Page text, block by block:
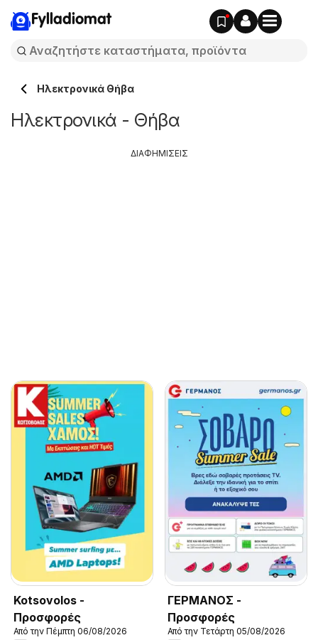
Fylladiomat
Hλεκτρονικά Θήβα
Hλεκτρονικά - Θήβα
Kotsovolos -
Προσφορές
Από την Πέμπτη 06/08/2026
ΓΕΡΜΑΝΟΣ -
Προσφορές
Από την Τετάρτη 05/08/2026
ΔΙΑΦΗΜΙΣΕΙΣ